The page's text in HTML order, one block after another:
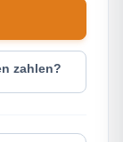
zahlen?